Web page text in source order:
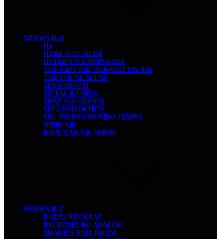
SHOWS H-Q
H1
HEIM SÜSS HEIM
HELMET’S LAMPSHADE
THE KIDS ARE ALRIGHT ON AIR
THE LOCAL SCENE
MANEDOESIT
METAL ILLNESS
MIKE KALODNER
MILCHMÄDCHEN
MR. MOJO’S MUMBO JUMBO
NIEBLAIR
PAUL’S MUSIC SHOW
SHOWS R-Z
RADIO RÜCKBAU
REGENSBURG ANALOG
SHAKE’S BALLROOM